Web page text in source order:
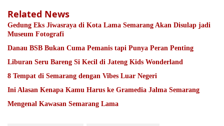
Related News
Gedung Eks Jiwasraya di Kota Lama Semarang Akan Disulap jadi
Museum Fotografi
Danau BSB Bukan Cuma Pemanis tapi Punya Peran Penting
Liburan Seru Bareng Si Kecil di Jateng Kids Wonderland
8 Tempat di Semarang dengan Vibes Luar Negeri
Ini Alasan Kenapa Kamu Harus ke Gramedia Jalma Semarang
Mengenal Kawasan Semarang Lama